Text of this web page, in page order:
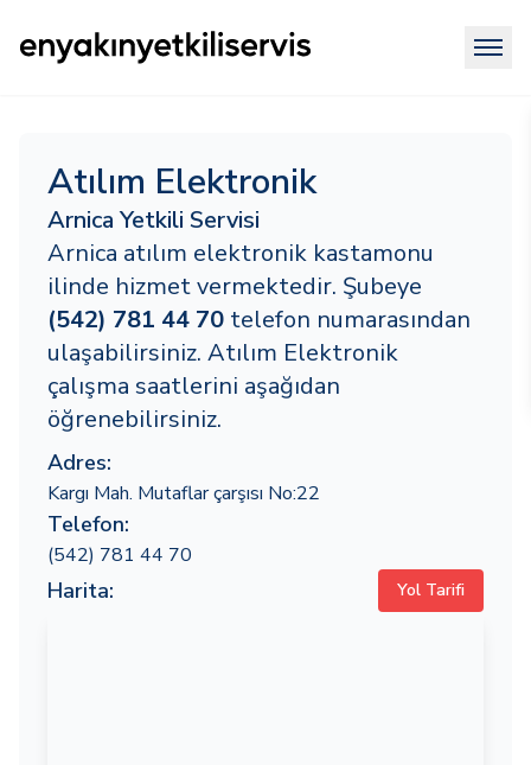
Atılım Elektronik
Arnica Yetkili Servisi
Arnica atılım elektronik kastamonu
ilinde hizmet vermektedir. Şubeye
(542) 781 44 70 telefon numarasından
ulaşabilirsiniz. Atılım Elektronik
çalışma saatlerini aşağıdan
öğrenebilirsiniz.
Adres:
Kargı Mah. Mutaflar çarşısı No:22
Telefon:
(542) 781 44 70
Harita: Yol Tarifi